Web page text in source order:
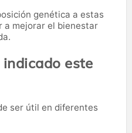
genética a estas
a mejorar el bienestar
este
ser útil en diferentes